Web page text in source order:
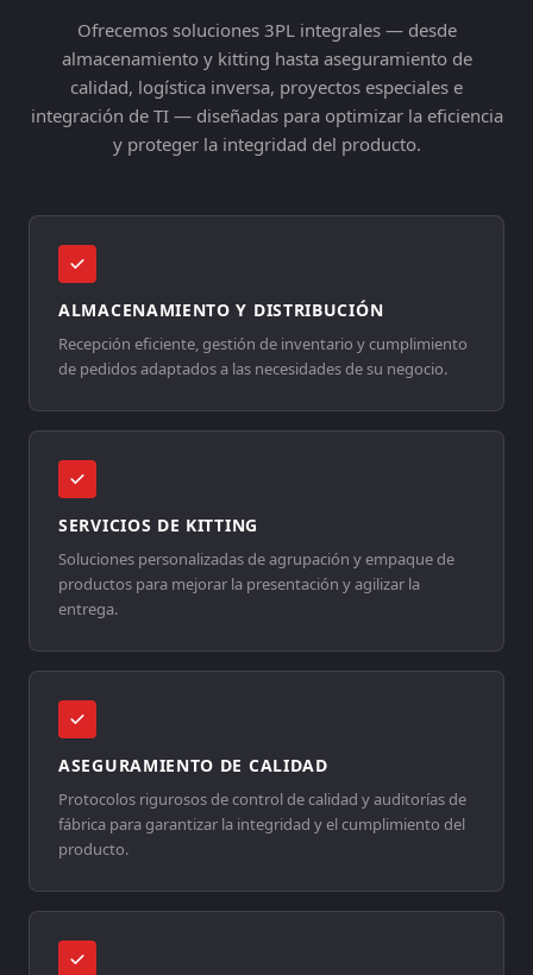
Ofrecemos soluciones 3PL integrales — desde
almacenamiento y kitting hasta aseguramiento de
calidad, logística inversa, proyectos especiales e
integración de TI — diseñadas para optimizar la eficiencia
y proteger la integridad del producto.
ALMACENAMIENTO Y DISTRIBUCIÓN
Recepción eficiente, gestión de inventario y cumplimiento
de pedidos adaptados a las necesidades de su negocio.
SERVICIOS DE KITTING
Soluciones personalizadas de agrupación y empaque de
productos para mejorar la presentación y agilizar la
entrega.
ASEGURAMIENTO DE CALIDAD
Protocolos rigurosos de control de calidad y auditorías de
fábrica para garantizar la integridad y el cumplimiento del
producto.